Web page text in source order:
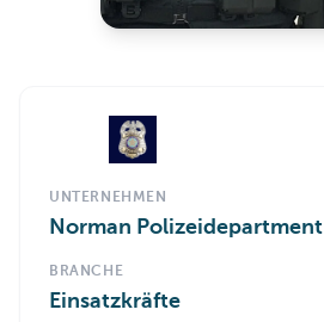
UNTERNEHMEN
Norman Polizeidepartment
BRANCHE
Einsatzkräfte